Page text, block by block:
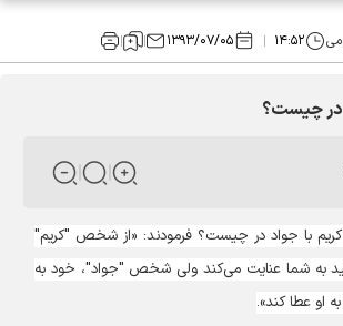
۱۴:۵۲ ۱۳۹۳/۰۷/۰۵
چیست؟
با جواد در چیست؟ فرمودند: «از شخص "کریم"
به شما عنایت می‌کند ولی شخص "جواد"، خود به
او عطا کند».